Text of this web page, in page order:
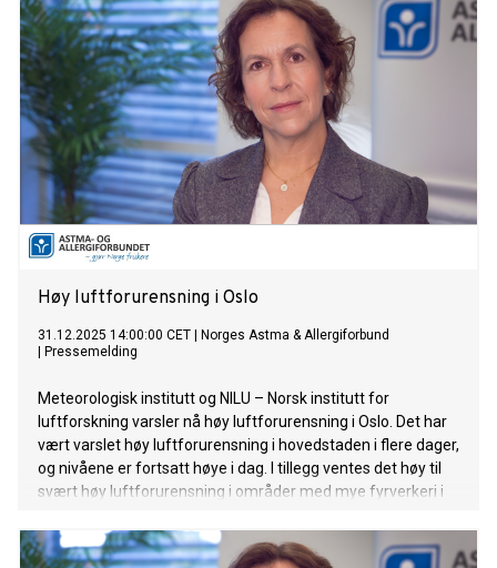
Høy luftforurensning i Oslo
31.12.2025 14:00:00 CET
Norges Astma & Allergiforbund
Pressemelding
Meteorologisk institutt og NILU – Norsk institutt for
luftforskning varsler nå høy luftforurensning i Oslo. Det har
vært varslet høy luftforurensning i hovedstaden i flere dager,
og nivåene er fortsatt høye i dag. I tillegg ventes det høy til
svært høy luftforurensning i områder med mye fyrverkeri i
befolkningen, spesielt sårbare grupper, til å ta nødvendige
forholdsregler.